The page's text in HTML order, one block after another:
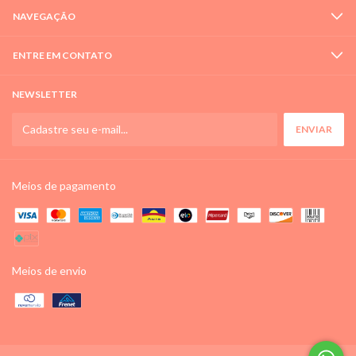
NAVEGAÇÃO
ENTRE EM CONTATO
NEWSLETTER
Meios de pagamento
Meios de envio